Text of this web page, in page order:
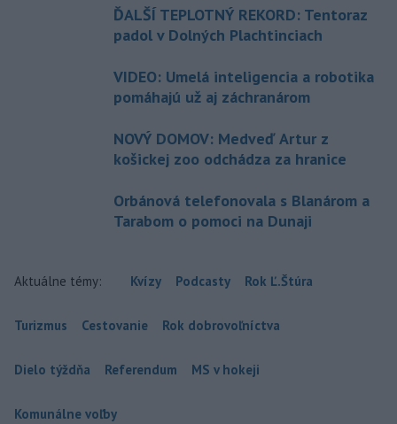
ĎALŠÍ TEPLOTNÝ REKORD: Tentoraz
padol v Dolných Plachtinciach
VIDEO: Umelá inteligencia a robotika
pomáhajú už aj záchranárom
NOVÝ DOMOV: Medveď Artur z
košickej zoo odchádza za hranice
Orbánová telefonovala s Blanárom a
Tarabom o pomoci na Dunaji
Aktuálne témy: Kvízy Podcasty Rok Ľ.Štúra
Turizmus Cestovanie Rok dobrovoľníctva
Dielo týždňa Referendum MS v hokeji
Komunálne voľby